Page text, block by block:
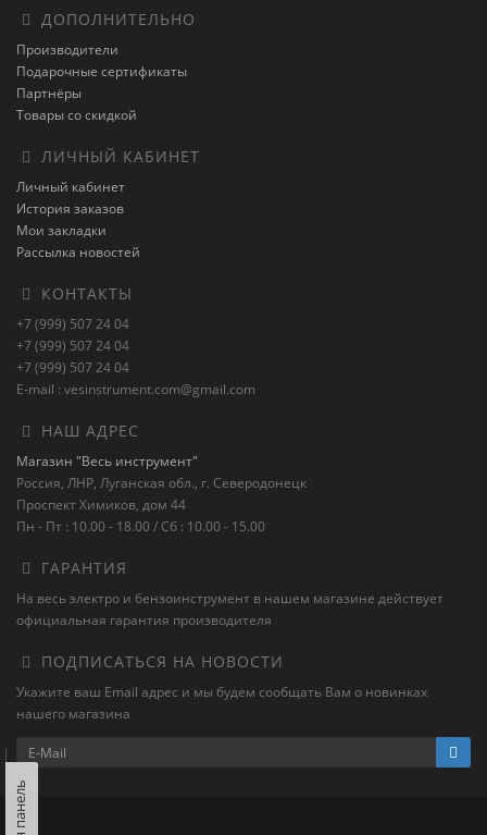
ДОПОЛНИТЕЛЬНО
Производители
Подарочные сертификаты
Партнёры
Товары со скидкой
ЛИЧНЫЙ КАБИНЕТ
Личный кабинет
История заказов
Мои закладки
Рассылка новостей
КОНТАКТЫ
+7 (999) 507 24 04
+7 (999) 507 24 04
+7 (999) 507 24 04
E-mail : vesinstrument.com@gmail.com
НАШ АДРЕС
Магазин "Весь инструмент"
Россия, ЛНР, Луганская обл., г. Северодонецк
Проспект Химиков, дом 44
Пн - Пт : 10.00 - 18.00 / Сб : 10.00 - 15.00
ГАРАНТИЯ
На весь электро и бензоинструмент в нашем магазине действует
официальная гарантия производителя
ПОДПИСАТЬСЯ НА НОВОСТИ
Укажите ваш Email адрес и мы будем сообщать Вам о новинках
нашего магазина